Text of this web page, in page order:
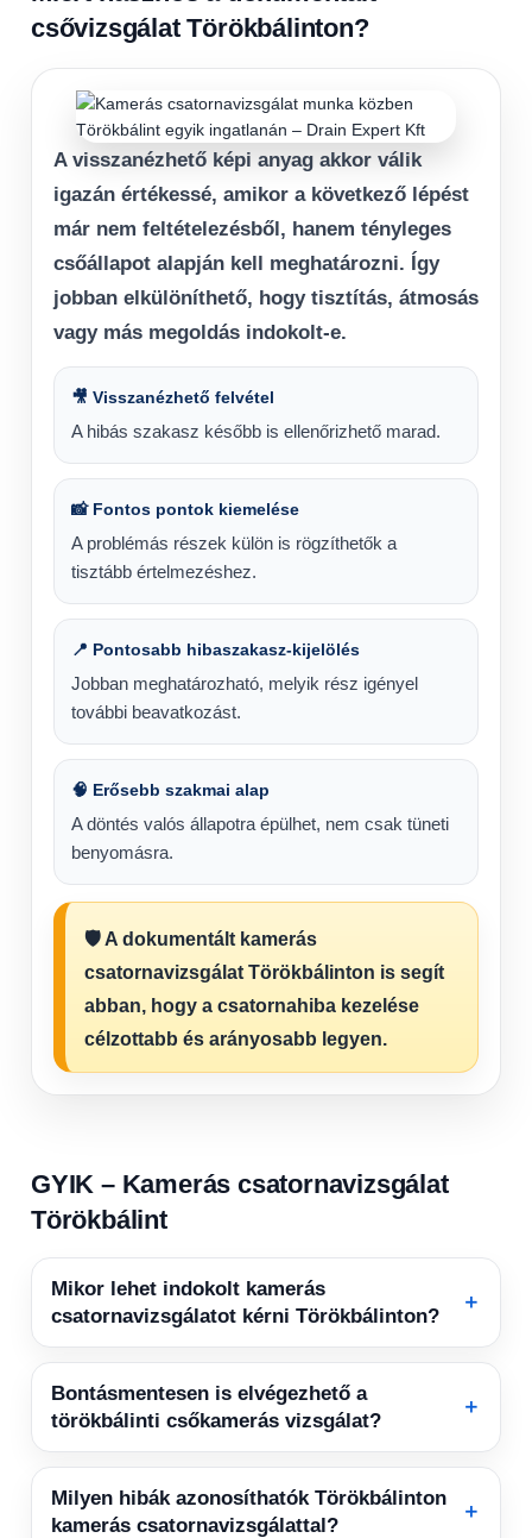
csővizsgálat Törökbálinton?
A visszanézhető képi anyag akkor válik
igazán értékessé, amikor a következő lépést
már nem feltételezésből, hanem tényleges
csőállapot alapján kell meghatározni. Így
jobban elkülöníthető, hogy tisztítás, átmosás
vagy más megoldás indokolt-e.
🎥 Visszanézhető felvétel
A hibás szakasz később is ellenőrizhető marad.
📸 Fontos pontok kiemelése
A problémás részek külön is rögzíthetők a
tisztább értelmezéshez.
📍 Pontosabb hibaszakasz-kijelölés
Jobban meghatározható, melyik rész igényel
további beavatkozást.
🧠 Erősebb szakmai alap
A döntés valós állapotra épülhet, nem csak tüneti
benyomásra.
🛡️ A dokumentált kamerás
csatornavizsgálat Törökbálinton is segít
abban, hogy a csatornahiba kezelése
célzottabb és arányosabb legyen.
GYIK – Kamerás csatornavizsgálat
Törökbálint
Mikor lehet indokolt kamerás
csatornavizsgálatot kérni Törökbálinton?
＋
Bontásmentesen is elvégezhető a
törökbálinti csőkamerás vizsgálat?
＋
Milyen hibák azonosíthatók Törökbálinton
kamerás csatornavizsgálattal?
＋